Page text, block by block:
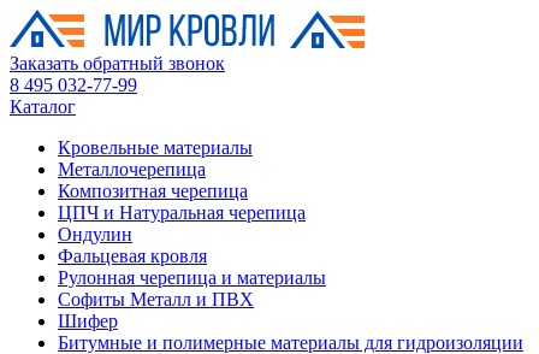
Заказать обратный звонок
8 495 032-77-99
Каталог
Кровельные материалы
Металлочерепица
Композитная черепица
ЦПЧ и Натуральная черепица
Ондулин
Фальцевая кровля
Рулонная черепица и материалы
Софиты Металл и ПВХ
Шифер
Битумные и полимерные материалы для гидроизоляции